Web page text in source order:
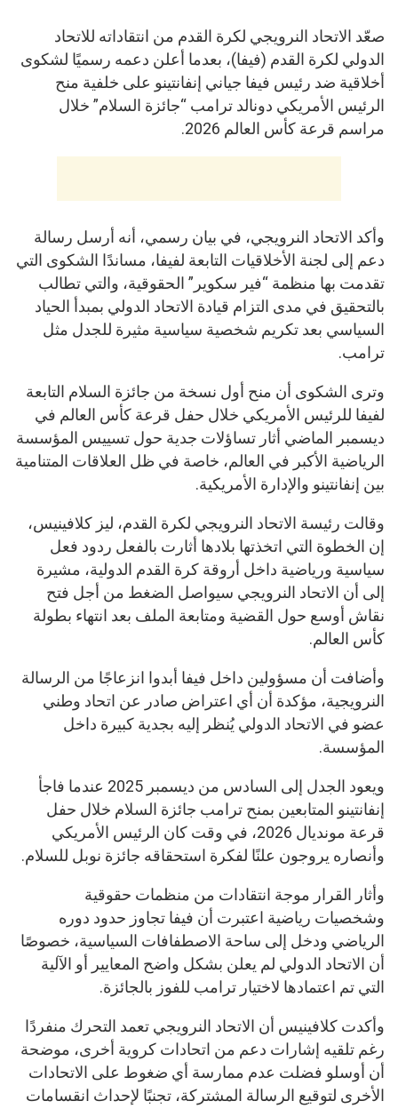
صعّد الاتحاد النرويجي لكرة القدم من انتقاداته للاتحاد
الدولي لكرة القدم (فيفا)، بعدما أعلن دعمه رسميًا لشكوى
أخلاقية ضد رئيس فيفا جياني إنفانتينو على خلفية منح
الرئيس الأمريكي دونالد ترامب “جائزة السلام” خلال
مراسم قرعة كأس العالم 2026.
وأكد الاتحاد النرويجي، في بيان رسمي، أنه أرسل رسالة
دعم إلى لجنة الأخلاقيات التابعة لفيفا، مساندًا الشكوى التي
تقدمت بها منظمة “فير سكوير” الحقوقية، والتي تطالب
بالتحقيق في مدى التزام قيادة الاتحاد الدولي بمبدأ الحياد
السياسي بعد تكريم شخصية سياسية مثيرة للجدل مثل
ترامب.
وترى الشكوى أن منح أول نسخة من جائزة السلام التابعة
لفيفا للرئيس الأمريكي خلال حفل قرعة كأس العالم في
ديسمبر الماضي أثار تساؤلات جدية حول تسييس المؤسسة
الرياضية الأكبر في العالم، خاصة في ظل العلاقات المتنامية
بين إنفانتينو والإدارة الأمريكية.
وقالت رئيسة الاتحاد النرويجي لكرة القدم، ليز كلافينيس،
إن الخطوة التي اتخذتها بلادها أثارت بالفعل ردود فعل
سياسية ورياضية داخل أروقة كرة القدم الدولية، مشيرة
إلى أن الاتحاد النرويجي سيواصل الضغط من أجل فتح
نقاش أوسع حول القضية ومتابعة الملف بعد انتهاء بطولة
كأس العالم.
وأضافت أن مسؤولين داخل فيفا أبدوا انزعاجًا من الرسالة
النرويجية، مؤكدة أن أي اعتراض صادر عن اتحاد وطني
عضو في الاتحاد الدولي يُنظر إليه بجدية كبيرة داخل
المؤسسة.
ويعود الجدل إلى السادس من ديسمبر 2025 عندما فاجأ
إنفانتينو المتابعين بمنح ترامب جائزة السلام خلال حفل
قرعة مونديال 2026، في وقت كان الرئيس الأمريكي
وأنصاره يروجون علنًا لفكرة استحقاقه جائزة نوبل للسلام.
وأثار القرار موجة انتقادات من منظمات حقوقية
وشخصيات رياضية اعتبرت أن فيفا تجاوز حدود دوره
الرياضي ودخل إلى ساحة الاصطفافات السياسية، خصوصًا
أن الاتحاد الدولي لم يعلن بشكل واضح المعايير أو الآلية
التي تم اعتمادها لاختيار ترامب للفوز بالجائزة.
وأكدت كلافينيس أن الاتحاد النرويجي تعمد التحرك منفردًا
رغم تلقيه إشارات دعم من اتحادات كروية أخرى، موضحة
أن أوسلو فضلت عدم ممارسة أي ضغوط على الاتحادات
الأخرى لتوقيع الرسالة المشتركة، تجنبًا لإحداث انقسامات